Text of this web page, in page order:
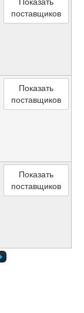
поставщиков
Показать
поставщиков
Показать
поставщиков